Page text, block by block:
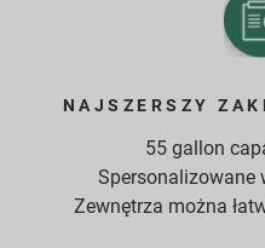
NAJSZERSZY
55 gallon
Spersonalizowane
Zewnętrza można